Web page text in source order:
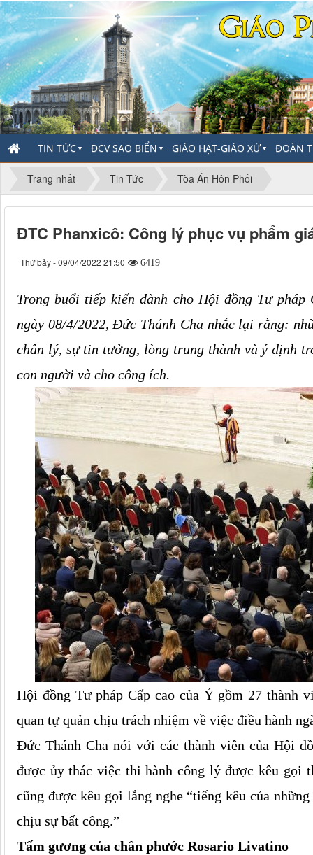
TIN TỨC ▼ ĐCV SAO BIỂN ▼ GIÁO HẠT-GIÁO XỨ▼ ĐOÀN
Trang nhất Tin Tức Tòa Án Hôn Phối
ĐTC Phanxicô: Công lý phục vụ phẩm
Thứ bảy - 09/04/2022 21:50 6419
Trong buổi tiếp kiến dành cho Hội đồng Tư
ngày 08/4/2022, Đức Thánh Cha nhắc lại rằng:
chân lý, sự tin tưởng, lòng trung thành và ý định
con người và cho công ích.
Hội đồng Tư pháp Cấp cao của Ý gồm 27
quan tự quản chịu trách nhiệm về việc điều hành
Đức Thánh Cha nói với các thành viên của Hội
được ủy thác việc thi hành công lý được kêu gọi
cũng được kêu gọi lắng nghe “tiếng kêu của
chịu sự bất công.”
Tấm gương của chân phước Rosario Livatino